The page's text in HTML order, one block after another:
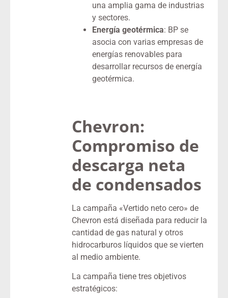
una amplia gama de industrias
y sectores.
Energía geotérmica: BP se
asocia con varias empresas de
energías renovables para
desarrollar recursos de energía
geotérmica.
Chevron:
Compromiso de
descarga neta
de condensados
La campaña «Vertido neto cero» de
Chevron está diseñada para reducir la
cantidad de gas natural y otros
hidrocarburos líquidos que se vierten
al medio ambiente.
La campaña tiene tres objetivos
estratégicos: